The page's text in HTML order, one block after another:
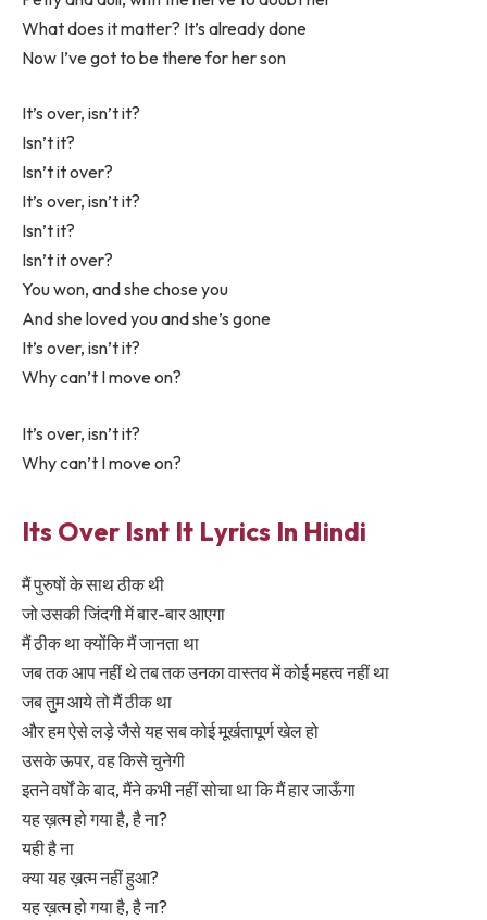
What does it matter? It’s already done
Now I’ve got to be there for her son
It’s over, isn’t it?
Isn’t it?
Isn’t it over?
It’s over, isn’t it?
Isn’t it?
Isn’t it over?
You won, and she chose you
And she loved you and she’s gone
It’s over, isn’t it?
Why can’t I move on?
It’s over, isn’t it?
Why can’t I move on?
Its Over Isnt It Lyrics In Hindi
मैं पुरुषों के साथ ठीक थी
जो उसकी जिंदगी में बार-बार आएगा
मैं ठीक था क्योंकि मैं जानता था
जब तक आप नहीं थे तब तक उनका वास्तव में कोई महत्व नहीं था
जब तुम आये तो मैं ठीक था
और हम ऐसे लड़े जैसे यह सब कोई मूर्खतापूर्ण खेल हो
उसके ऊपर, वह किसे चुनेगी
इतने वर्षों के बाद, मैंने कभी नहीं सोचा था कि मैं हार जाऊँगा
यह ख़त्म हो गया है, है ना?
यही है ना
क्या यह ख़त्म नहीं हुआ?
यह ख़त्म हो गया है, है ना?